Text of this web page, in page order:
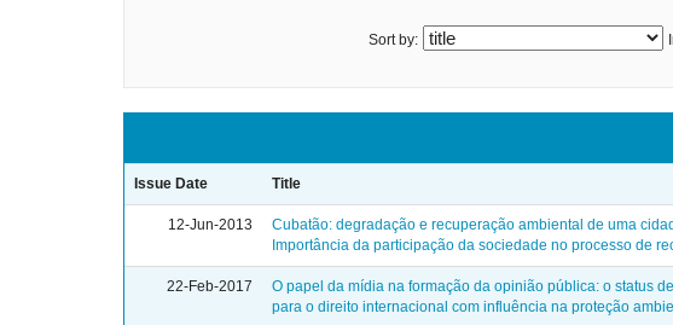
Sort by:
Issue Date Title
12-Jun-2013
Cubatão: degradação e recuperação ambiental de uma
Importância da participação da sociedade no processo de
22-Feb-2017
O papel da mídia na formação da opinião pública: o status
para o direito internacional com influência na proteção